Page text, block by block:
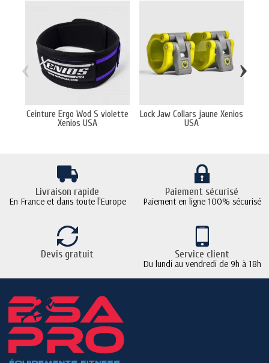
Ceinture Ergo Wod S violette
Xenios USA
Lock Jaw Collars jaune Xenios
USA
‹ ›
Livraison rapide
En France et dans toute l'Europe
Paiement sécurisé
Paiement en ligne 100% sécurisé
Devis gratuit Service client
Du lundi au vendredi de 9h à 18h